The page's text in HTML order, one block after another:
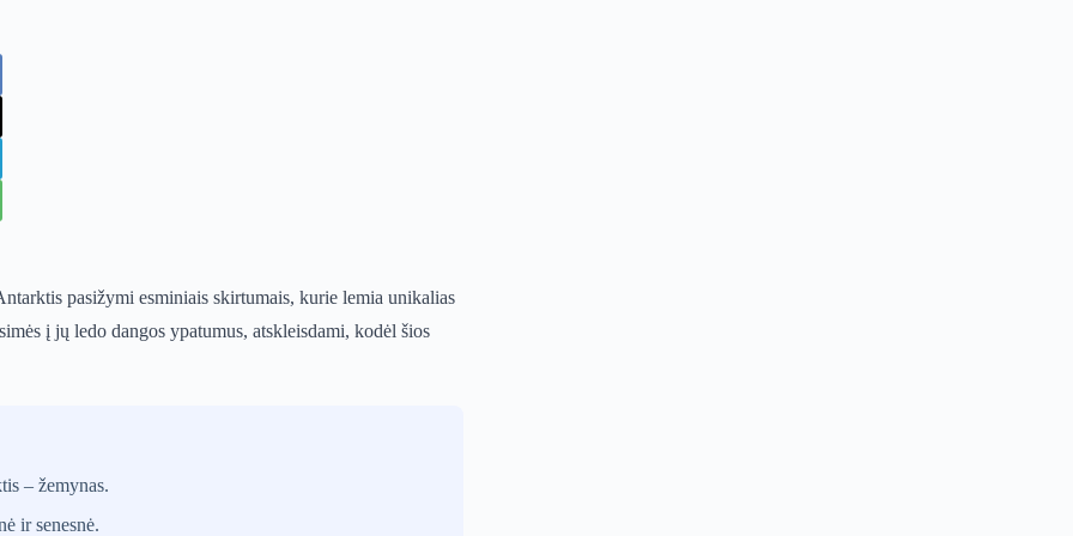
pasižymi esminiais skirtumais, kurie lemia unikalias
į jų ledo dangos ypatumus, atskleisdami, kodėl šios
– žemynas.
ir senesnė.